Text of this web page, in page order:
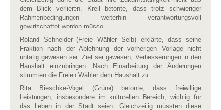
dem Blick verlieren. Kreil betonte, dass trotz schwieriger
Rahmenbedingungen weiterhin verantwortungsvoll
gewirtschaftet werden müsse.
Roland Schneider (Freie Wähler Selb) erklärte, dass seine
Fraktion nach der Ablehnung der vorherigen Vorlage nicht
untätig gewesen sei. Ziel sei gewesen, Verbesserungen in den
Haushalt einzubringen. Nach Einarbeitung der Änderungen
stimmten die Freien Wähler dem Haushalt zu.
Rita Bieschke-Vogel (Grüne) betonte, dass freiwillige
Leistungen, insbesondere im kulturellen Bereich, wichtig für
das Leben in der Stadt seien. Gleichzeitig müssten diese